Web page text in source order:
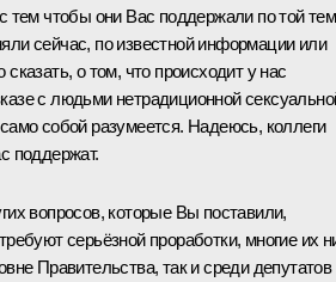
тем чтобы они Вас поддержали по той
сейчас, по известной информации или
о том, что происходит у нас
с людьми нетрадиционной
собой разумеется. Надеюсь, коллеги
поддержат.
вопросов, которые Вы поставили,
серьёзной проработки, многие их
Правительства, так и среди депутатов